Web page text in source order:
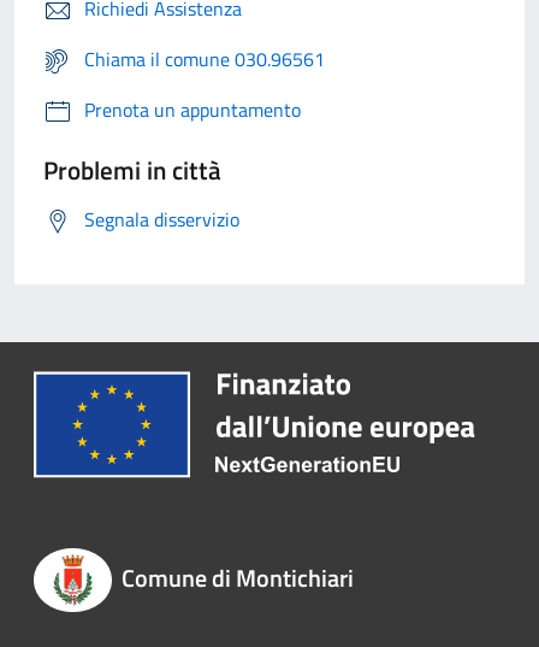
Richiedi Assistenza
Chiama il comune 030.96561
Prenota un appuntamento
Problemi in città
Segnala disservizio
Comune di Montichiari